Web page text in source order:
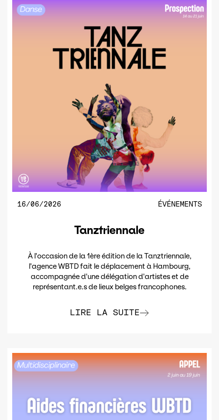
16/06/2026 ÉVÉNEMENTS
Tanztriennale
À l'occasion de la 1ère édition de la Tanztriennale,
l'agence WBTD fait le déplacement à Hambourg,
accompagnée d'une délégation d'artistes et de
représentant.e.s de lieux belges francophones.
LIRE LA SUITE